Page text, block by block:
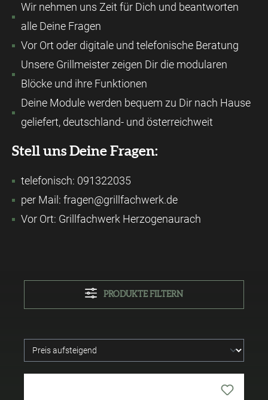
Wir nehmen uns Zeit für Dich und beantworten
alle Deine Fragen
Vor Ort oder digitale und telefonische Beratung
Unsere Grillmeister zeigen Dir die modularen
Blöcke und ihre Funktionen
Deine Module werden bequem zu Dir nach Hause
geliefert, deutschland- und österreichweit
Stell uns Deine Fragen:
telefonisch: 091322035
per Mail: fragen@grillfachwerk.de
Vor Ort: Grillfachwerk Herzogenaurach
PRODUKTE FILTERN